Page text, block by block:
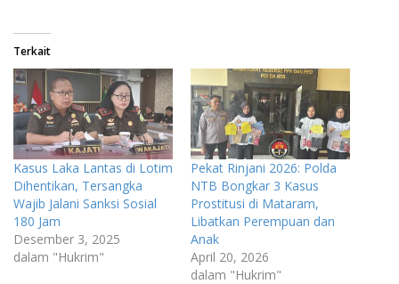
Terkait
Kasus Laka Lantas di Lotim
Dihentikan, Tersangka
Wajib Jalani Sanksi Sosial
180 Jam
Desember 3, 2025
dalam "Hukrim"
Pekat Rinjani 2026: Polda
NTB Bongkar 3 Kasus
Prostitusi di Mataram,
Libatkan Perempuan dan
Anak
April 20, 2026
dalam "Hukrim"